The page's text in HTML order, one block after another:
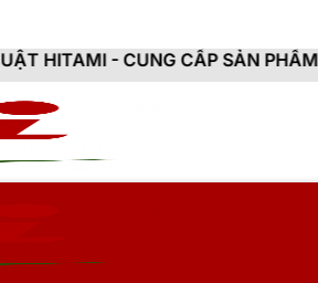
CẤP SẢN PHẨM CHÍNH